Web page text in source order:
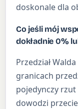
doskonale dla
Co jeśli mój
dokładnie 0%
Przedział
granicach
pojedynczy rzut
dowodzi